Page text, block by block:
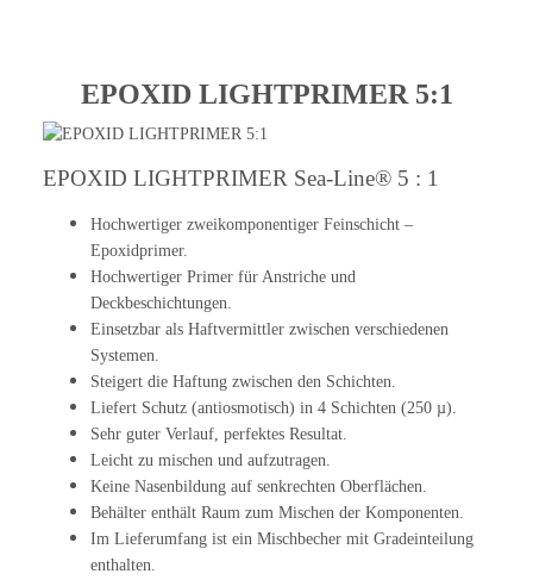
EPOXID LIGHTPRIMER 5:1
EPOXID LIGHTPRIMER Sea-Line® 5 : 1
Hochwertiger zweikomponentiger Feinschicht –
Epoxidprimer.
Hochwertiger Primer für Anstriche und
Deckbeschichtungen.
Einsetzbar als Haftvermittler zwischen verschiedenen
Systemen.
Steigert die Haftung zwischen den Schichten.
Liefert Schutz (antiosmotisch) in 4 Schichten (250 µ).
Sehr guter Verlauf, perfektes Resultat.
Leicht zu mischen und aufzutragen.
Keine Nasenbildung auf senkrechten Oberflächen.
Behälter enthält Raum zum Mischen der Komponenten.
Im Lieferumfang ist ein Mischbecher mit Gradeinteilung
enthalten.